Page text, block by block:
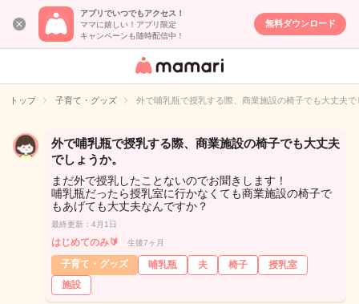
アプリでいつでもアクセス！
ママに嬉しい！アプリ限定
キャンペーンも随時配信中！
無料ダウンロード
女性専用匿名QA
イト
トップ 子育て・グッズ 外で哺乳瓶で授乳する際、商業施設の椅子でも大丈夫で
外で哺乳瓶で授乳する際、商業施設の椅子でも大丈夫
でしょうか。
まだ外で授乳したことないのでお聞きします！
哺乳瓶だったら授乳室に行かなくても商業施設の椅子で
もあげても大丈夫なんですか？
最終更新：4月1日
はじめてのみ🔰 生後7ヶ月
子育て・グッズ 哺乳瓶 夫 椅子
授乳室
施設